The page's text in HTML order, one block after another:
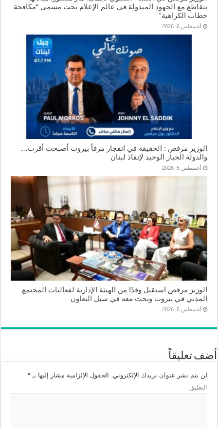
تتقاطع مع الجهود المبذولة في عالم الإعلام تحت مسمى “مكافحة
خطاب الكراهية”
أغسطس 6, 2026
الوزير مرقص : الحقيقة في انفجار مرفأ بيروت أصبحت أقرب…
والدولة الخيار الوحيد لإنقاذ لبنان
أغسطس 5, 2026
الوزير مرقص استقبل وفدًا من الهيئة الإدارية لفعاليات المجتمع
المدني في بيروت وبحث معه في سبل التعاون
أغسطس 5, 2026
أضف تعليقاً
لن يتم نشر عنوان بريدك الإلكتروني. الحقول الإلزامية مشار إليها بـ*
التعليق